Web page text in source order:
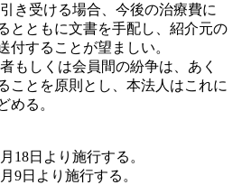
き受ける場合、今後の治療費に
とともに文書を手配し、紹介元の
付することが望ましい。
もしくは会員間の紛争は、あく
ことを原則とし、本法人はこれに
める。
18日より施行する。
9日より施行する。